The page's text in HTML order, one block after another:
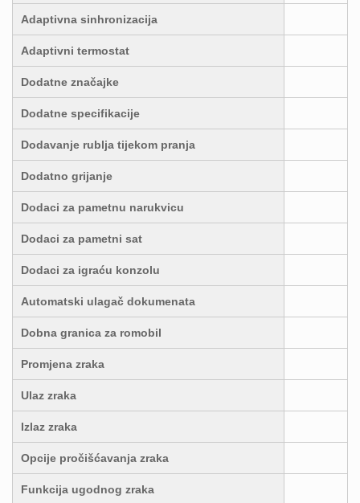
Adaptivna sinhronizacija
Adaptivni termostat
Dodatne značajke
Dodatne specifikacije
Dodavanje rublja tijekom pranja
Dodatno grijanje
Dodaci za pametnu narukvicu
Dodaci za pametni sat
Dodaci za igraću konzolu
Automatski ulagač dokumenata
Dobna granica za romobil
Promjena zraka
Ulaz zraka
Izlaz zraka
Opcije pročišćavanja zraka
Funkcija ugodnog zraka